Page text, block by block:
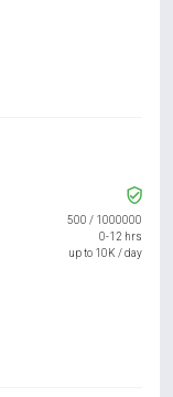
500 / 1000000
0-12 hrs
up to 10K / day